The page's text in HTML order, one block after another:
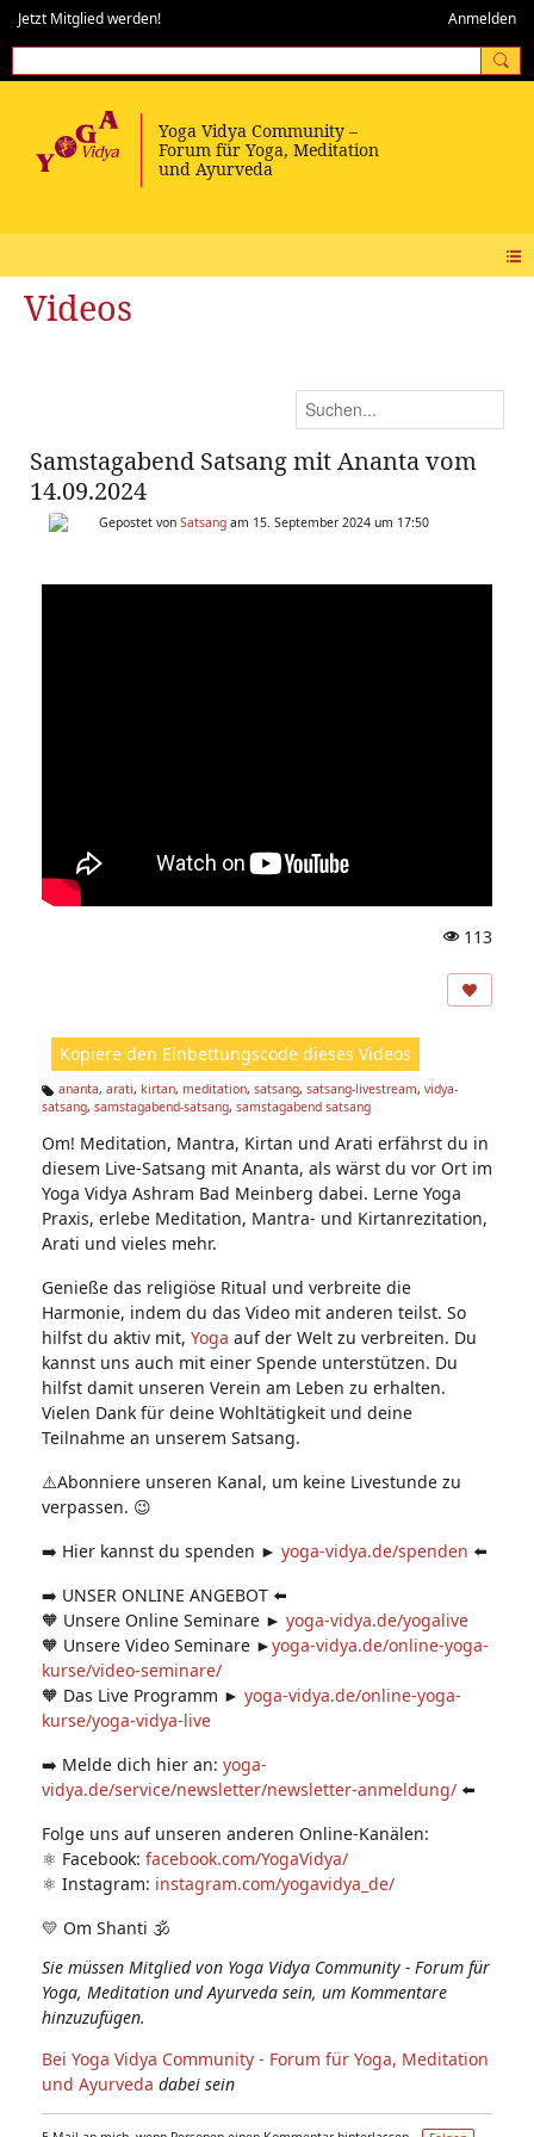
Jetzt Mitglied werden! Anmelden
Videos
Samstagabend Satsang mit Ananta vom
14.09.2024
Gepostet von Satsang am 15. September 2024 um 17:50
ic
n:
113
Kopiere den Einbettungscode dieses Videos
Ta
s:
ananta, arati, kirtan, meditation, satsang, satsang-livestream, vidya-
satsang, samstagabend-satsang, samstagabend satsang
Om! Meditation, Mantra, Kirtan und Arati erfährst du in
diesem Live-Satsang mit Ananta, als wärst du vor Ort im
Yoga Vidya Ashram Bad Meinberg dabei. Lerne Yoga
Praxis, erlebe Meditation, Mantra- und Kirtanrezitation,
Arati und vieles mehr.
Genieße das religiöse Ritual und verbreite die
Harmonie, indem du das Video mit anderen teilst. So
hilfst du aktiv mit, Yoga auf der Welt zu verbreiten. Du
kannst uns auch mit einer Spende unterstützen. Du
hilfst damit unseren Verein am Leben zu erhalten.
Vielen Dank für deine Wohltätigkeit und deine
Teilnahme an unserem Satsang.
⚠️Abonniere unseren Kanal, um keine Livestunde zu
verpassen. 😉
➡️ Hier kannst du spenden ► yoga-vidya.de/spenden ⬅️
➡️ UNSER ONLINE ANGEBOT ⬅️
🧡 Unsere Online Seminare ► yoga-vidya.de/yogalive
🧡 Unsere Video Seminare ►yoga-vidya.de/online-yoga-
kurse/video-seminare/
🧡 Das Live Programm ► yoga-vidya.de/online-yoga-
kurse/yoga-vidya-live
➡️ Melde dich hier an: yoga-
vidya.de/service/newsletter/newsletter-anmeldung/ ⬅️
Folge uns auf unseren anderen Online-Kanälen:
⚛️ Facebook: facebook.com/YogaVidya/
⚛️ Instagram: instagram.com/yogavidya_de/
💛 Om Shanti 🕉
Sie müssen Mitglied von Yoga Vidya Community - Forum für
Yoga, Meditation und Ayurveda sein, um Kommentare
hinzuzufügen.
Bei Yoga Vidya Community - Forum für Yoga, Meditation
und Ayurveda dabei sein